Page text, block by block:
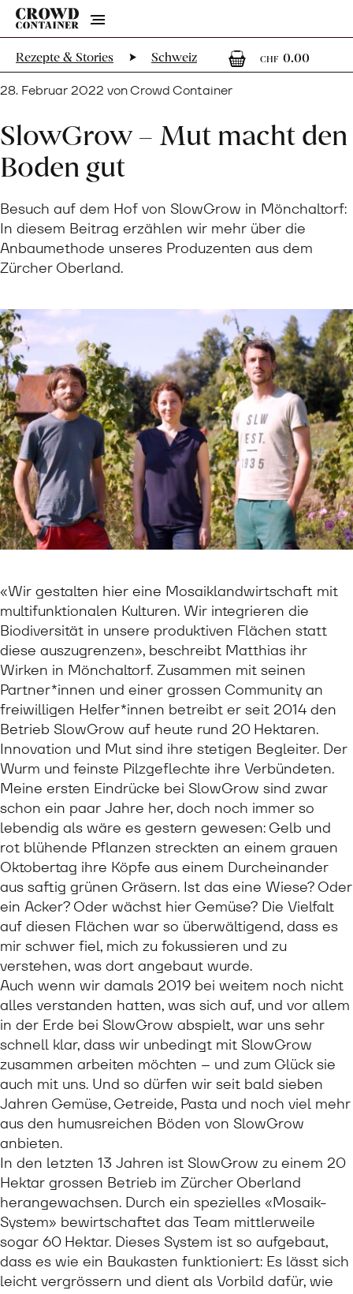
Menu
Rezepte & Stories Schweiz
CHF 0.000
28. Februar 2022 von Crowd Container
SlowGrow – Mut macht den
Boden gut
Besuch auf dem Hof von SlowGrow in Mönchaltorf:
In diesem Beitrag erzählen wir mehr über die
Anbaumethode unseres Produzenten aus dem
Zürcher Oberland.
«Wir gestalten hier eine Mosaiklandwirtschaft mit
multifunktionalen Kulturen. Wir integrieren die
Biodiversität in unsere produktiven Flächen statt
diese auszugrenzen», beschreibt Matthias ihr
Wirken in Mönchaltorf. Zusammen mit seinen
Partner*innen und einer grossen Community an
freiwilligen Helfer*innen betreibt er seit 2014 den
Betrieb SlowGrow auf heute rund 20 Hektaren.
Innovation und Mut sind ihre stetigen Begleiter. Der
Wurm und feinste Pilzgeflechte ihre Verbündeten.
Meine ersten Eindrücke bei SlowGrow sind zwar
schon ein paar Jahre her, doch noch immer so
lebendig als wäre es gestern gewesen: Gelb und
rot blühende Pflanzen streckten an einem grauen
Oktobertag ihre Köpfe aus einem Durcheinander
aus saftig grünen Gräsern. Ist das eine Wiese? Oder
ein Acker? Oder wächst hier Gemüse? Die Vielfalt
auf diesen Flächen war so überwältigend, dass es
mir schwer fiel, mich zu fokussieren und zu
verstehen, was dort angebaut wurde.
Auch wenn wir damals 2019 bei weitem noch nicht
alles verstanden hatten, was sich auf, und vor allem
in der Erde bei SlowGrow abspielt, war uns sehr
schnell klar, dass wir unbedingt mit SlowGrow
zusammen arbeiten möchten – und zum Glück sie
auch mit uns. Und so dürfen wir seit bald sieben
Jahren Gemüse, Getreide, Pasta und noch viel mehr
aus den humusreichen Böden von SlowGrow
anbieten.
In den letzten 13 Jahren ist SlowGrow zu einem 20
Hektar grossen Betrieb im Zürcher Oberland
herangewachsen. Durch ein spezielles «Mosaik-
System» bewirtschaftet das Team mittlerweile
sogar 60 Hektar. Dieses System ist so aufgebaut,
dass es wie ein Baukasten funktioniert: Es lässt sich
leicht vergrössern und dient als Vorbild dafür, wie